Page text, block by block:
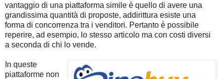
vantaggio di una piattaforma simile è quello di avere una
grandissima quantità di proposte, addirittura esiste una
forma di concorrenza tra i venditori. Pertanto è possibile
reperire, ad esempio, lo stesso articolo ma con costi diversi
a seconda di chi lo vende.
In queste
piattaforme non